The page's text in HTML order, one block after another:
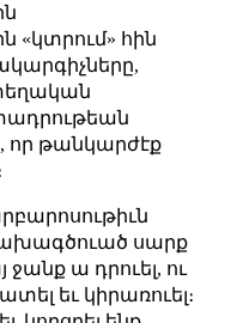
«կտրում» հին
որ թանկարժէք
սարք
ջանք ա դրուել, ու
եւ կիրառուել։